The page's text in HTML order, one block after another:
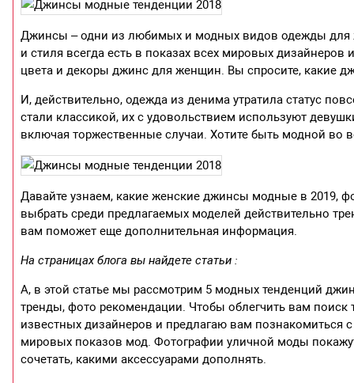
Джинсы – одни из любимых и модных видов одежды для
и стиля всегда есть в показах всех мировых
цвета и декоры джинс для женщин. Вы спросите, какие
И, действительно, одежда из денима утратила статус
стали классикой, их с удовольствием используют
включая торжественные случаи. Хотите быть модной во
Давайте узнаем, какие женские джинсы модные в 2019,
выбрать среди предлагаемых моделей действительно
вам поможет еще дополнительная информация.
На страницах блога вы найдете статьи :
А, в этой статье мы рассмотрим 5 модных тенденций
тренды, фото рекомендации. Чтобы облегчить вам
известных дизайнеров и предлагаю вам
мировых показов мод. Фотографии уличной моды
сочетать, какими аксессуарами дополнять.